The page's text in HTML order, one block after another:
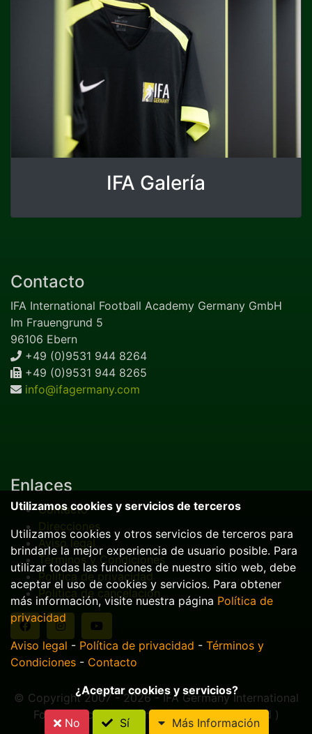
IFA Galería
Contacto
IFA International Football Academy Germany GmbH
Im Frauengrund 5
96106 Ebern
+49 (0)9531 944 8264
+49 (0)9531 944 8265
info@ifagermany.com
Enlaces
Contacto
Direcciones
Aviso legal
Términos y Condiciones
Política de privacidad
Política de cancelación
© Copyright 2007 - 2026 - IFA Germany International
Football Academy GmbH ( all rights reserved )
Utilizamos cookies y servicios de terceros
Utilizamos cookies y otros servicios de terceros para
brindarle la mejor experiencia de usuario posible. Para
utilizar todas las funciones de nuestro sitio web, debe
aceptar el uso de cookies y servicios. Para obtener
más información, visite nuestra página Política de
privacidad
Aviso legal - Política de privacidad - Términos y
Condiciones - Contacto
¿Aceptar cookies y servicios?
No Sí Más Información